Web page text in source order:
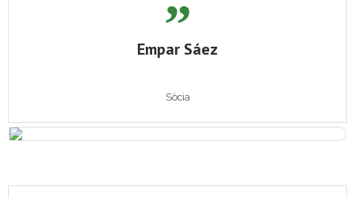
Empar Sáez
Sòcia